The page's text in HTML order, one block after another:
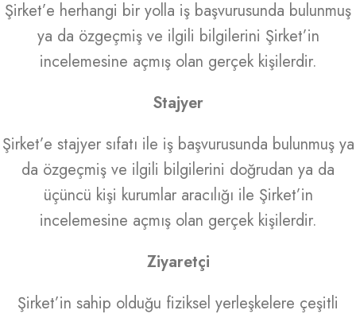
Şirket’e herhangi bir yolla iş başvurusunda bulunmuş
ya da özgeçmiş ve ilgili bilgilerini Şirket’in
incelemesine açmış olan gerçek kişilerdir.
Stajyer
Şirket’e stajyer sıfatı ile iş başvurusunda bulunmuş ya
da özgeçmiş ve ilgili bilgilerini doğrudan ya da
üçüncü kişi kurumlar aracılığı ile Şirket’in
incelemesine açmış olan gerçek kişilerdir.
Ziyaretçi
Şirket’in sahip olduğu fiziksel yerleşkelere çeşitli